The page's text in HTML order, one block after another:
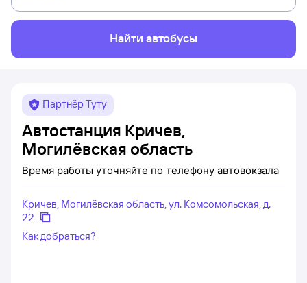
Найти автобусы
Партнёр Туту
Автостанция Кричев,
Могилёвская область
Время работы уточняйте по телефону автовокзала
Кричев, Могилёвская область, ул. Комсомольская, д.
22
Как добраться?